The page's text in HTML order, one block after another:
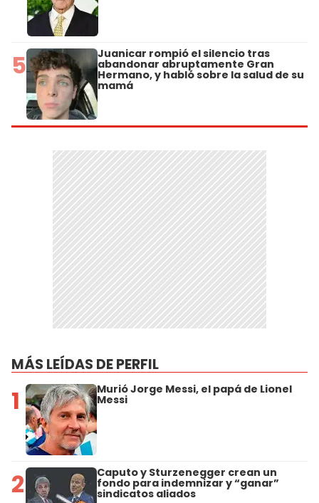
5 Juanicar rompió el silencio tras
abandonar abruptamente Gran
Hermano, y habló sobre la salud de su
mamá
MÁS LEÍDAS DE PERFIL
1 Murió Jorge Messi, el papá de Lionel
Messi
2 Caputo y Sturzenegger crean un
fondo para indemnizar y “ganar”
sindicatos aliados